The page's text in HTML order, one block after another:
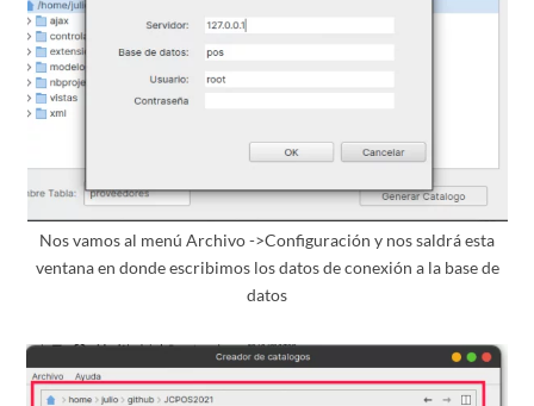
Nos vamos al menú Archivo ->Configuración y nos saldrá esta
ventana en donde escribimos los datos de conexión a la base de
datos